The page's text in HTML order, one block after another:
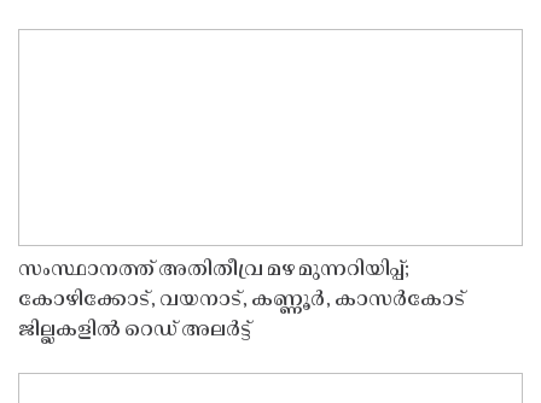
സംസ്ഥാനത്ത് അതിതീവ്ര മഴ മുന്നറിയിപ്പ്;
കോഴിക്കോട്, വയനാട്, കണ്ണൂർ, കാസർകോട്
ജില്ലകളിൽ റെഡ് അലർട്ട്